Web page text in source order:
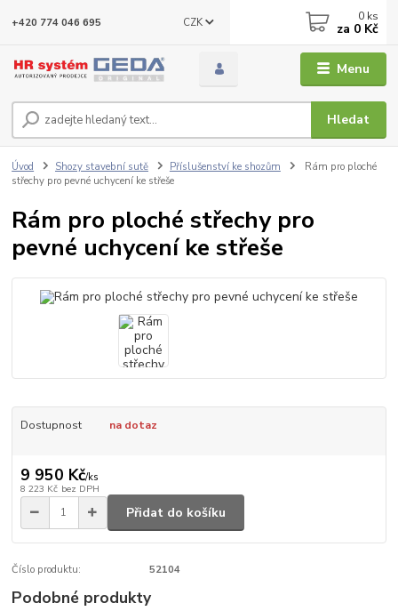
Menu
CZK
Hledat
+420 774 046 695 0 ks
za 0 Kč
Úvod Shozy stavební sutě Příslušenství ke shozům
Rám pro ploché
střechy pro pevné uchycení ke střeše
Rám pro ploché střechy pro
pevné uchycení ke střeše
Dostupnost na dotaz
9 950 Kč/ks
8 223 Kč bez DPH
Přidat do košíku
Číslo produktu: 52104
Podobné produkty